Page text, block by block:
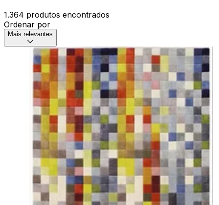
1.364 produtos encontrados
Ordenar por
Mais relevantes